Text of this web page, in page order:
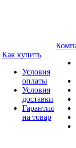
Как купить
Условия
оплаты
Условия
доставки
Гарантия
на товар